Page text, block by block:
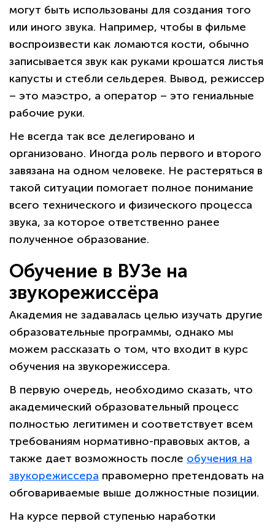
могут быть использованы для создания того
или иного звука. Например, чтобы в фильме
воспроизвести как ломаются кости, обычно
записывается звук как руками крошатся листья
капусты и стебли сельдерея. Вывод, режиссер
– это маэстро, а оператор – это гениальные
рабочие руки.
Не всегда так все делегировано и
организовано. Иногда роль первого и второго
завязана на одном человеке. Не растеряться в
такой ситуации помогает полное понимание
всего технического и физического процесса
звука, за которое ответственно ранее
полученное образование.
Обучение в ВУЗе на
звукорежиссёра
Академия не задавалась целью изучать другие
образовательные программы, однако мы
можем рассказать о том, что входит в курс
обучения на звукорежиссера.
В первую очередь, необходимо сказать, что
академический образовательный процесс
полностью легитимен и соответствует всем
требованиям нормативно-правовых актов, а
также дает возможность после обучения на
звукорежиссера правомерно претендовать на
обговариваемые выше должностные позиции.
На курсе первой ступенью наработки